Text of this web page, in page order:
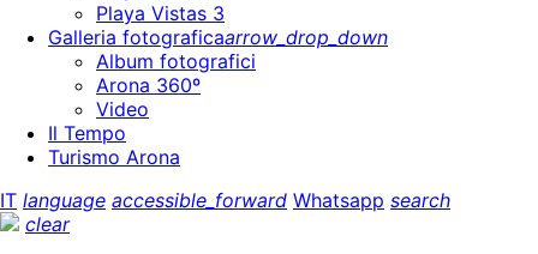
Playa Vistas 3
Galleria fotograficaarrow_drop_down
Album fotografici
Arona 360º
Video
Il Tempo
Turismo Arona
IT language accessible_forward Whatsapp search
clear